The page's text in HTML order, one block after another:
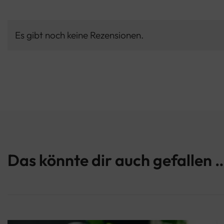
Es gibt noch keine Rezensionen.
Das könnte dir auch gefallen